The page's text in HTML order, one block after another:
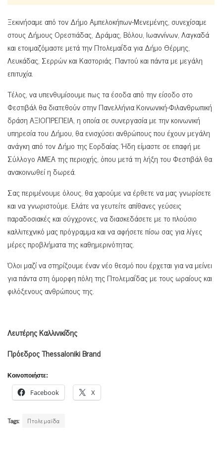
Ξεκινήσαμε από τον Δήμο Αμπελοκήπων-Μενεμένης, συνεχίσαμε
στους Δήμους Ορεστιάδας, Δράμας, Βόλου, Ιωαννίνων, Λαγκαδά
και ετοιμαζόμαστε μετά την Πτολεμαΐδα για Δήμο Θέρμης,
Λευκάδας, Σερρών και Καστοριάς. Παντού και πάντα με μεγάλη
επιτυχία.
Τέλος, να υπενθυμίσουμε πως τα έσοδα από την είσοδο στο
Φεστιβάλ θα διατεθούν στην Πανελλήνια Κοινωνική-Φιλανθρωπική
δράση ΑΞΙΟΠΡΕΠΕΙΑ, η οποία σε συνεργασία με την κοινωνική
υπηρεσία του Δήμου, θα ενισχύσει ανθρώπους που έχουν μεγάλη
ανάγκη από τον Δήμο της Εορδαίας. Ήδη είμαστε σε επαφή με
Σύλλογο ΑΜΕΑ της περιοχής, όπου μετά τη λήξη του Φεστιβάλ θα
ανακοινωθεί η δωρεά.
Σας περιμένουμε όλους, θα χαρούμε να έρθετε να μας γνωρίσετε
και να γνωριστούμε. Ελάτε να γευτείτε απίθανες γεύσεις
παραδοσιακές και σύγχρονες, να διασκεδάσετε με το πλούσιο
καλλιτεχνικό μας πρόγραμμα και να αφήσετε πίσω σας για λίγες
μέρες προβλήματα της καθημερινότητας.
Όλοι μαζί να στηρίξουμε έναν νέο θεσμό που έρχεται για να μείνει
για πάντα στη όμορφη πόλη της Πτολεμαΐδας με τους ωραίους και
φιλόξενους ανθρώπους της.
Λευτέρης Καλλινικίδης
ΠρόεδροςThessalonikiBrand
Κοινοποιήστε:
Facebook X
Tags: Πτολεμαϊδα